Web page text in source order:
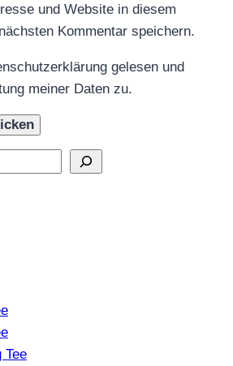
und Website in diesem
Kommentar speichern.
gelesen und
meiner Daten zu.
Tee